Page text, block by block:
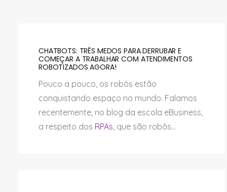
CHATBOTS: TRÊS MEDOS PARA DERRUBAR E
COMEÇAR A TRABALHAR COM ATENDIMENTOS
ROBOTIZADOS AGORA!
Pouco a pouco, os robôs estão
conquistando espaço no mundo. Falamos
recentemente, no blog da escola eBusiness,
a respeito dos RPAs, que são robôs...